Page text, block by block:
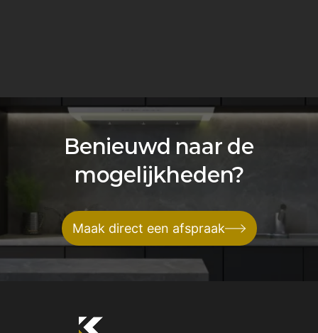
Benieuwd naar de
mogelijkheden?
Maak direct een afspraak